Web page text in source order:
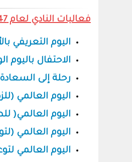
فعاليات النادي لعام 1447هــ :
اليوم التعريفي
الاحتفال باليوم
رحلة إلى
اليوم العالمي
اليوم العالمي(
اليوم العالمي
اليوم العالمي